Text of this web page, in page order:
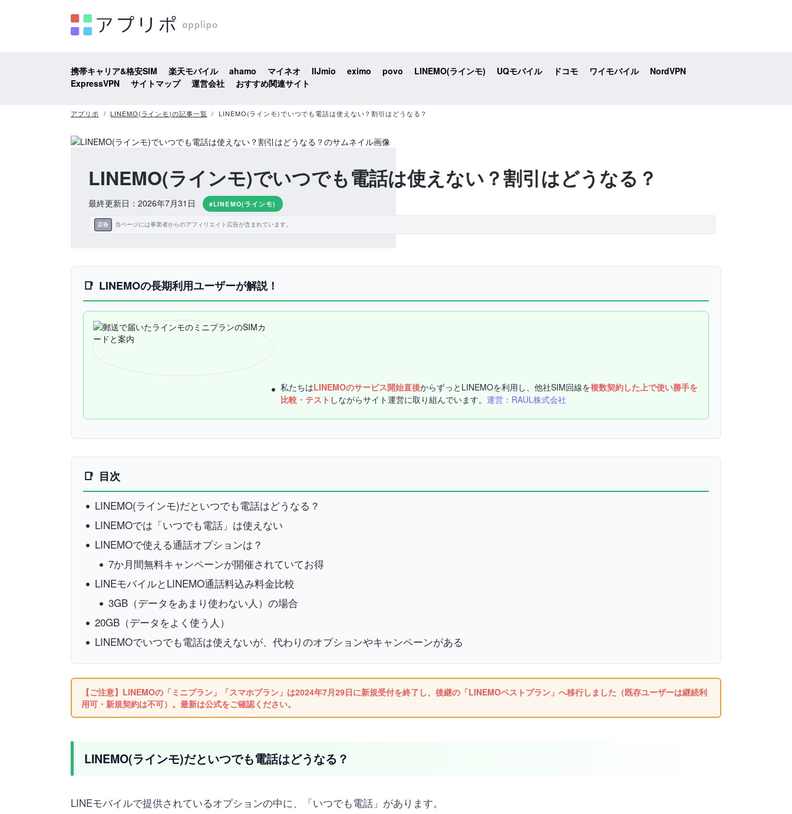
携帯キャリア&格安SIM 楽天モバイル ahamo マイネオ IIJmio eximo povo LINEMO(ラインモ) UQモバイル ドコモ ワイモバイル
NordVPN
ExpressVPN
サイトマップ 運営会社 おすすめ関連サイト
アプリポ LINEMO(ラインモ)の記事一覧 LINEMO(ラインモ)でいつでも電話は使えない？割引はどうなる？
LINEMO(ラインモ)でいつでも電話は使えない？割引はどうなる？
最終更新日：2026年7月31日 #LINEMO(ラインモ)
広告 当ページには事業者からのアフィリエイト広告が含まれています。
LINEMOの長期利用ユーザーが解説！
私たちはLINEMOのサービス開始直後からずっとLINEMOを利用し、他社SIM回線を複数契約した上で使い勝手を
比較・テスト しながらサイト運営に取り組んでいます。 運営：RAUL株式会社
目次
LINEMO(ラインモ)だといつでも電話はどうなる？
LINEMOでは「いつでも電話」は使えない
LINEMOで使える通話オプションは？
7か月間無料キャンペーンが開催されていてお得
LINEモバイルとLINEMO通話料込み料金比較
3GB（データをあまり使わない人）の場合
20GB（データをよく使う人）
LINEMOでいつでも電話は使えないが、代わりのオプションやキャンペーンがある
【ご注意】LINEMOの「ミニプラン」「スマホプラン」は2024年7月29日に新規受付を終了し、後継の「LINEMOベストプラン」へ移行しました（既存ユーザーは継続利
用可・新規契約は不可）。最新は公式をご確認ください。
LINEMO(ラインモ)だといつでも電話はどうなる？
LINEモバイルで提供されているオプションの中に、「いつでも電話」があります。